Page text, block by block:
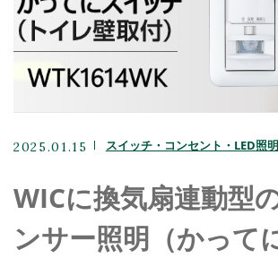
防犯設備（防犯カメラ・セ
ンサーライト・テレビドア
コン
2025.01.15 スイッチ・コンセント・LED照明
WICに換気扇連動型
ンサー照明（かって